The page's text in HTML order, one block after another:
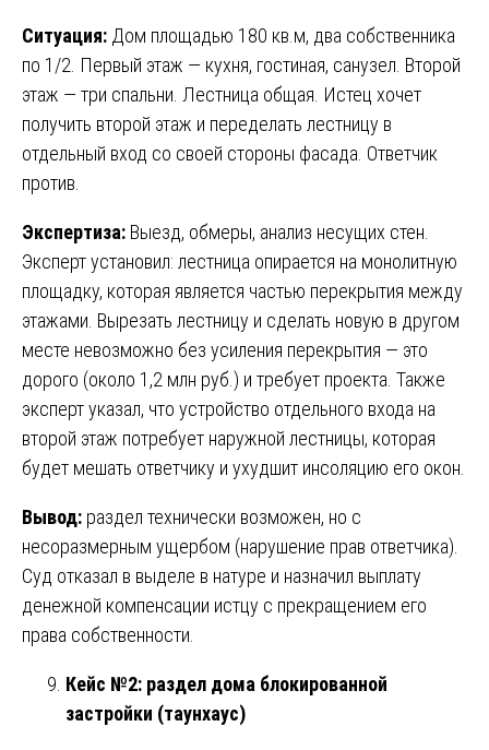
Ситуация: Дом площадью 180 кв.м, два собственника
по 1/2. Первый этаж — кухня, гостиная, санузел. Второй
этаж — три спальни. Лестница общая. Истец хочет
получить второй этаж и переделать лестницу в
отдельный вход со своей стороны фасада. Ответчик
против.
Экспертиза: Выезд, обмеры, анализ несущих стен.
Эксперт установил: лестница опирается на монолитную
площадку, которая является частью перекрытия между
этажами. Вырезать лестницу и сделать новую в другом
месте невозможно без усиления перекрытия — это
дорого (около 1,2 млн руб.) и требует проекта. Также
эксперт указал, что устройство отдельного входа на
второй этаж потребует наружной лестницы, которая
будет мешать ответчику и ухудшит инсоляцию его окон.
Вывод: раздел технически возможен, но с
несоразмерным ущербом (нарушение прав ответчика).
Суд отказал в выделе в натуре и назначил выплату
денежной компенсации истцу с прекращением его
права собственности.
Кейс №2: раздел дома блокированной
застройки (таунхаус)